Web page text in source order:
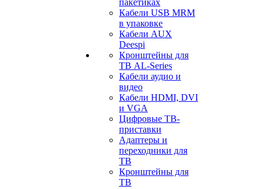
пакетиках
Кабели USB MRM
в упаковке
Кабели AUX
Deespi
Кронштейны для
ТВ AL-Series
Кабели аудио и
видео
Кабели HDMI, DVI
и VGA
Цифровые ТВ-
приставки
Адаптеры и
переходники для
ТВ
Кронштейны для
ТВ